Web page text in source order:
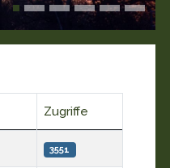
Zugriffe
3551